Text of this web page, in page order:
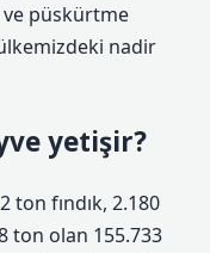
ve püskürtme
nadir
yetişir?
fındık, 2.180
ton olan 155.733